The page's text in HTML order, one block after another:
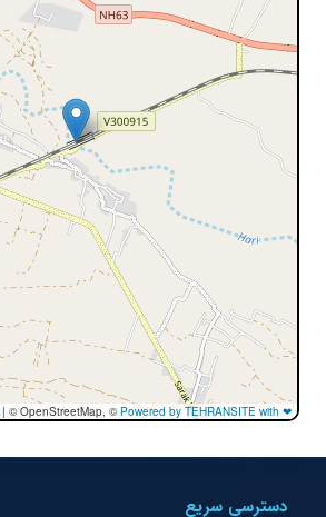
| © OpenStreetMap, © Powered by TEHRANSITE with ❤
دسترسی سریع